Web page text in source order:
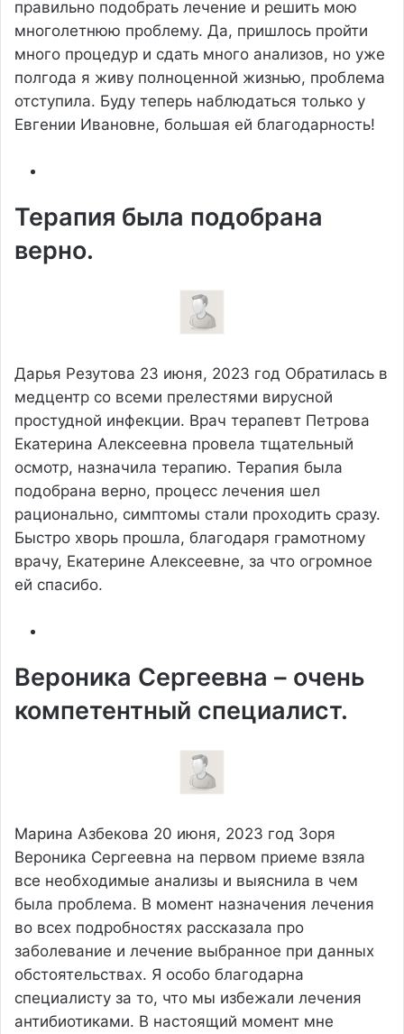
правильно подобрать лечение и решить мою
многолетнюю проблему. Да, пришлось пройти
много процедур и сдать много анализов, но уже
полгода я живу полноценной жизнью, проблема
отступила. Буду теперь наблюдаться только у
Евгении Ивановне, большая ей благодарность!
Терапия была подобрана
верно.
Дарья Резутова 23 июня, 2023 год Обратилась в
медцентр со всеми прелестями вирусной
простудной инфекции. Врач терапевт Петрова
Екатерина Алексеевна провела тщательный
осмотр, назначила терапию. Терапия была
подобрана верно, процесс лечения шел
рационально, симптомы стали проходить сразу.
Быстро хворь прошла, благодаря грамотному
врачу, Екатерине Алексеевне, за что огромное
ей спасибо.
Вероника Сергеевна – очень
компетентный специалист.
Марина Азбекова 20 июня, 2023 год Зоря
Вероника Сергеевна на первом приеме взяла
все необходимые анализы и выяснила в чем
была проблема. В момент назначения лечения
во всех подробностях рассказала про
заболевание и лечение выбранное при данных
обстоятельствах. Я особо благодарна
специалисту за то, что мы избежали лечения
антибиотиками. В настоящий момент мне